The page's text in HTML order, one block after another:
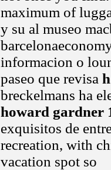
maximum of
y su al museo
informacion o
paseo que revisa
breckelmans ha
howard gardner
exquisitos de
recreation, with
vacation spot so